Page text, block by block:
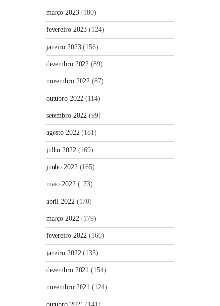
março 2023 (180)
fevereiro 2023 (124)
janeiro 2023 (156)
dezembro 2022 (89)
novembro 2022 (87)
outubro 2022 (114)
setembro 2022 (99)
agosto 2022 (181)
julho 2022 (169)
junho 2022 (165)
maio 2022 (173)
abril 2022 (170)
março 2022 (179)
fevereiro 2022 (160)
janeiro 2022 (135)
dezembro 2021 (154)
novembro 2021 (124)
outubro 2021 (141)